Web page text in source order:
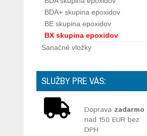
BDA+ skupina epoxidov
BE skupina epoxidov
BX skupina epoxidov
Sanačné vložky
SLUŽBY PRE VÁS:
Doprava zadarmo
nad 150 EUR bez
DPH